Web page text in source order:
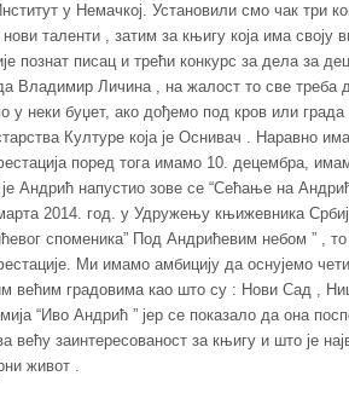
у Немачкој. Установили смо чак три
таленти , затим за књигу која има своју
познат писац и трећи конкурс за дела за
Владимир Личина , на жалост то све треба
у неки буџет, ако дођемо под кров или
Културе која је Оснивач . Наравно
поред тога имамо 10. децембра,
је Андрић напустио зове се “Сећање на
2014. год. у Удружењу књижевника
споменика” Под Андрићевим небом ” ,
Ми имамо амбицију да оснујемо
већим градовима као што су : Нови Сад ,
“Иво Андрић ” јер се показало да она
већу заинтересованост за књигу и што је
живот .